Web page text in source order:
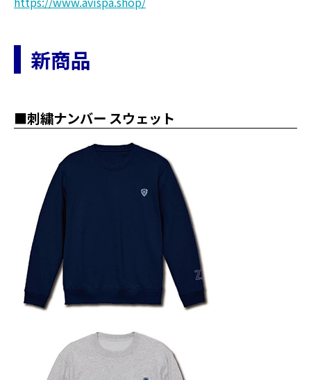
新商品
■刺繍ナンバー スウェット